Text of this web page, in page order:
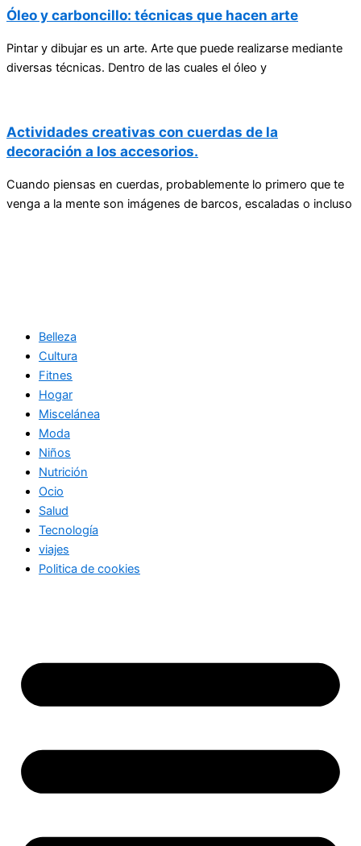
Óleo y carboncillo: técnicas que hacen arte
Pintar y dibujar es un arte. Arte que puede realizarse mediante
diversas técnicas. Dentro de las cuales el óleo y
Actividades creativas con cuerdas de la
decoración a los accesorios.
Cuando piensas en cuerdas, probablemente lo primero que te
venga a la mente son imágenes de barcos, escaladas o incluso
Belleza
Cultura
Fitnes
Hogar
Miscelánea
Moda
Niños
Nutrición
Ocio
Salud
Tecnología
viajes
Politica de cookies